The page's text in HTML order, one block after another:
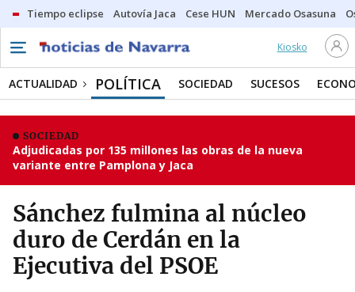
Tiempo eclipse Autovía Jaca Cese HUN Mercado Osasuna
Kiosko
ACTUALIDAD POLÍTICA SOCIEDAD SUCESOS
SOCIEDAD
Adjudicadas por 135 millones las obras de la nueva
variante entre Pamplona y Jaca
Sánchez fulmina al núcleo
duro de Cerdán en la
Ejecutiva del PSOE